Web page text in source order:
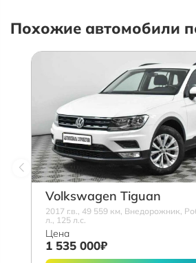
Похожие автомобили
Volkswagen Tiguan
2017 г.в., 49 559 км, Внедорожник,
л., 125 л.с.
Цена
1 535 000₽